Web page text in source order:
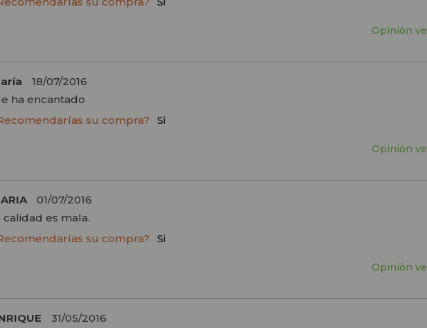
Opinión
18/07/2016
ha encantado
su compra?
Si
Opinión
01/07/2016
calidad es mala.
su compra?
Si
Opinión
31/05/2016